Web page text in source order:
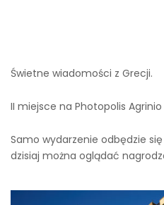
Świetne wiadomości z Grecji.
II miejsce na Photopolis
Samo wydarzenie odbędzie
dzisiaj można oglądać